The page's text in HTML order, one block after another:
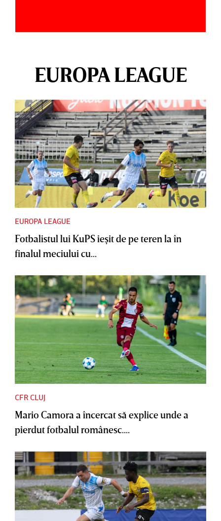
EUROPA LEAGUE
EUROPA LEAGUE
Fotbalistul lui KuPS ieşit de pe teren la în
finalul meciului cu...
CFR CLUJ
Mario Camora a încercat să explice unde a
pierdut fotbalul românesc....